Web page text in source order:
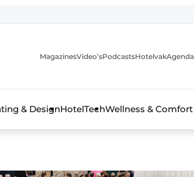
MagazinesVideo’sPodcastsHotelvakAgenda
& DesignHotelTechWellness & Comfort